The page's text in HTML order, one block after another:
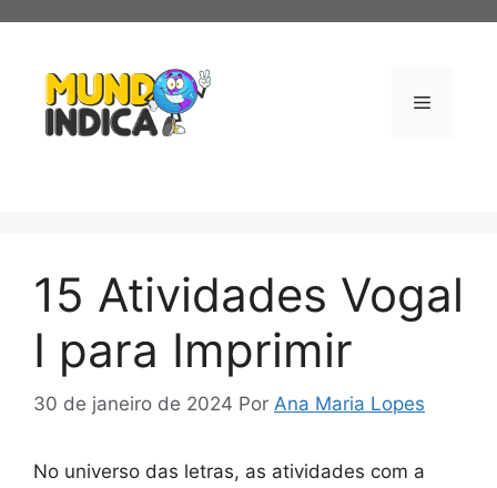
conteúdo
Menu
15 Atividades Vogal
I para Imprimir
30 de janeiro de 2024 Por Ana Maria Lopes
No universo das letras, as atividades com a